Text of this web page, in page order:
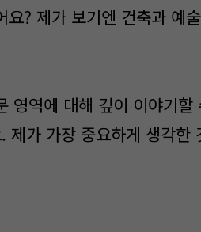
? 제가 보기엔 건축과 예
영역에 대해 깊이 이야기할
가 가장 중요하게 생각한